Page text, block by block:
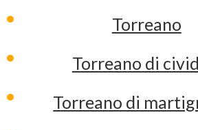
Torreano
Torreano di
Torreano di